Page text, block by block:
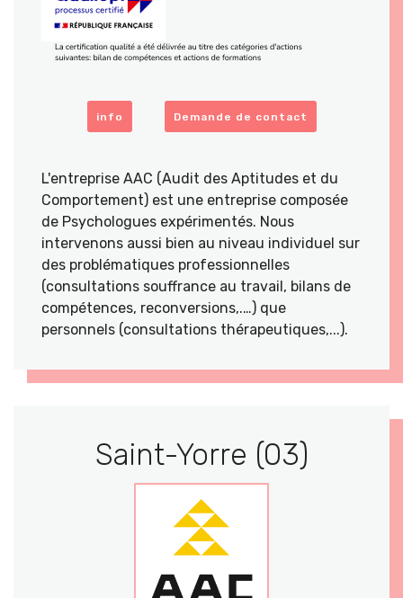
info Demande de contact
L'entreprise AAC (Audit des Aptitudes et du
Comportement) est une entreprise composée
de Psychologues expérimentés. Nous
intervenons aussi bien au niveau individuel sur
des problématiques professionnelles
(consultations souffrance au travail, bilans de
compétences, reconversions,.…) que
personnels (consultations thérapeutiques,...).
Saint-Yorre (03)